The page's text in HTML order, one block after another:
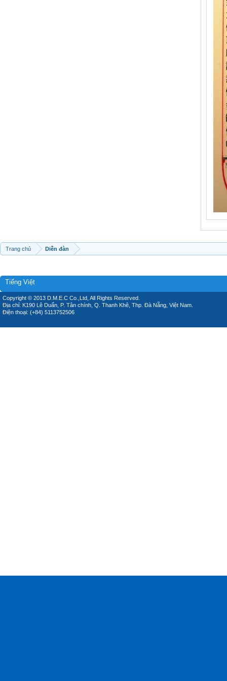
Trang chủ Diễn đàn
Tiếng Việt
Copyright © 2013 D.M.E.C Co.,Ltd, All Rights Reserved.
Địa chỉ: K190 Lê Duẩn, P. Tân chính, Q. Thanh Khê, Thp. Đà Nẵng, Việt Nam.
Điện thoại: (+84) 5113752506